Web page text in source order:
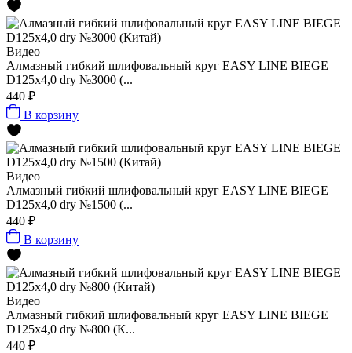
Видео
Алмазный гибкий шлифовальный круг EASY LINE BIEGE
D125x4,0 dry №3000 (...
440 ₽
В корзину
Видео
Алмазный гибкий шлифовальный круг EASY LINE BIEGE
D125x4,0 dry №1500 (...
440 ₽
В корзину
Видео
Алмазный гибкий шлифовальный круг EASY LINE BIEGE
D125x4,0 dry №800 (К...
440 ₽